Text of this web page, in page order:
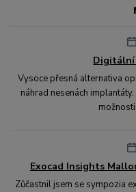
Vysoce přesná alternativa
náhrad nesenách
Exocad Insights
Zůčastnil jsem se sympozia